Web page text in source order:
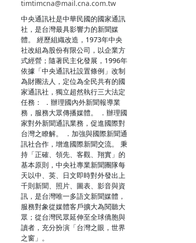
timtimcna@mail.cna.com.tw
中央通訊社是中華民國的國家通訊
社，是台灣最具影響力的新聞媒
體。 經歷組織改造，1973年中央
社改組為股份有限公司，以企業方
式經營；隨著民主化發展，1996年
依據「中央通訊社設置條例」改制
為財團法人，定位為全民共有的國
家通訊社，獨立超然執行三大法定
任務： ．辦理國內外新聞報導業
務，服務大眾傳播媒體。 ．辦理國
家對外新聞通訊業務，促進國際對
台灣之瞭解。 ．加強與國際新聞通
訊社合作，增進國際新聞交流。 秉
持「正確、領先、客觀、翔實」的
基本原則，中央社專業新聞團隊每
天以中、英、日文即時對外發出上
千則新聞、照片、圖表、影音與資
訊，是台灣唯一多語文新聞媒體，
服務對象從媒體客戶擴大為閱聽大
眾；從台灣民眾延伸至全球僑胞與
讀者，充分扮演「台灣之眼，世界
之窗」。